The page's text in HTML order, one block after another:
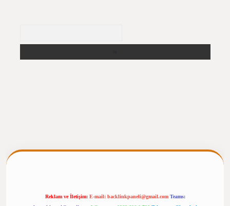
Reklam ve İletişim: E-mail: backlinkpaneli@gmail.com Teams: